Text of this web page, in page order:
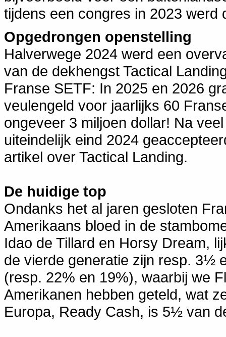
tijdens een congres in 2023
Opgedrongen openstelling
Halverwege 2024 werd een
van de dekhengst Tactical
Franse SETF: In 2025 en 2026
veulengeld voor jaarlijks 60
ongeveer 3 miljoen dollar! Na
uiteindelijk eind 2024
artikel over Tactical Landing.
De huidige top
Ondanks het al jaren gesloten
Amerikaans bloed in de
Idao de Tillard en Horsy Dream,
de vierde generatie zijn resp. 3½
(resp. 22% en 19%), waarbij we
Amerikanen hebben geteld, wat
Europa, Ready Cash, is 5½ van